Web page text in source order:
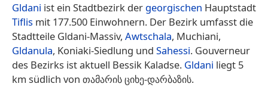
Gldani ist ein Stadtbezirk der georgischen Hauptstadt
Tiflis mit 177.500 Einwohnern. Der Bezirk umfasst die
Stadtteile Gldani-Massiv, Awtschala, Muchiani,
Gldanula, Koniaki-Siedlung und Sahessi. Gouverneur
des Bezirks ist aktuell Bessik Kaladse. Gldani liegt 5
km südlich von თამარის ციხე-დარბაზის.